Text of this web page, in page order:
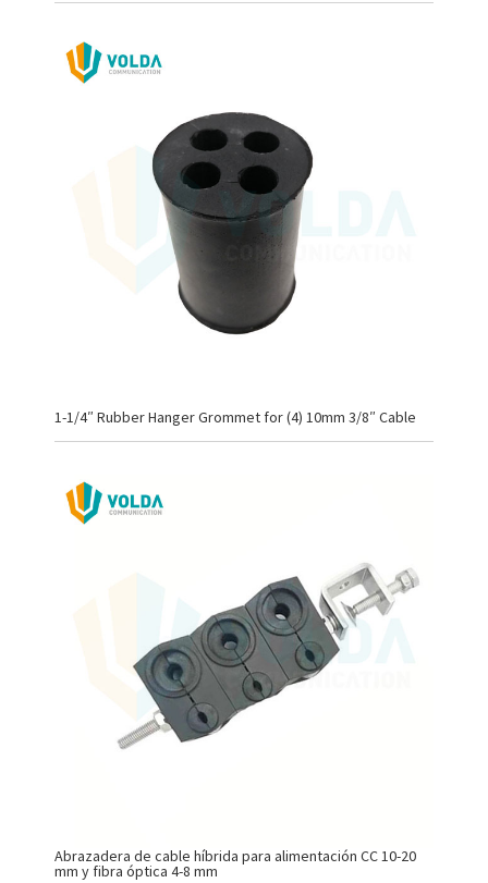
1-1/4″ Rubber Hanger Grommet for (4) 10mm 3/8″ Cable
Abrazadera de cable híbrida para alimentación CC 10-20
mm y fibra óptica 4-8 mm